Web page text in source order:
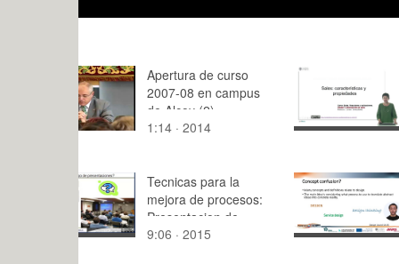
Apertura de curso
2007-08 en campus
de Alcoy (2)
1:14 · 2014
y
9:57 · 2017
Tecnicas para la
mejora de procesos:
Presentacion de
proyectos de mejora
9:06 · 2015
Course 6 -
design
2:06 · 2022